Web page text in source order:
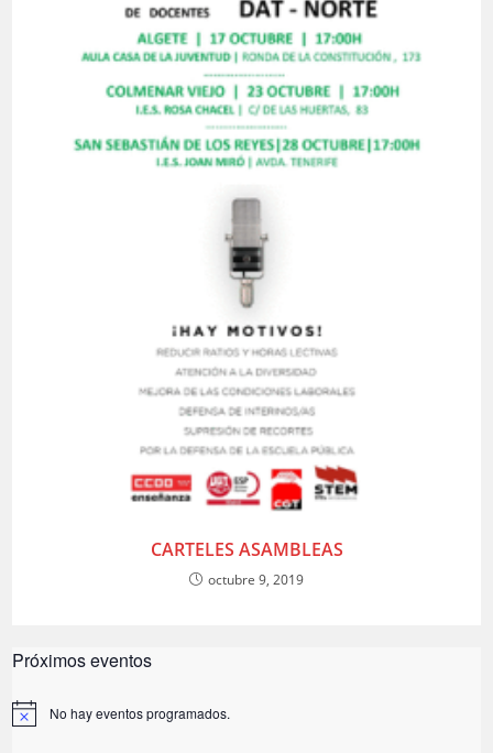
CARTELES ASAMBLEAS
octubre 9, 2019
Próximos eventos
A
No hay eventos programados.